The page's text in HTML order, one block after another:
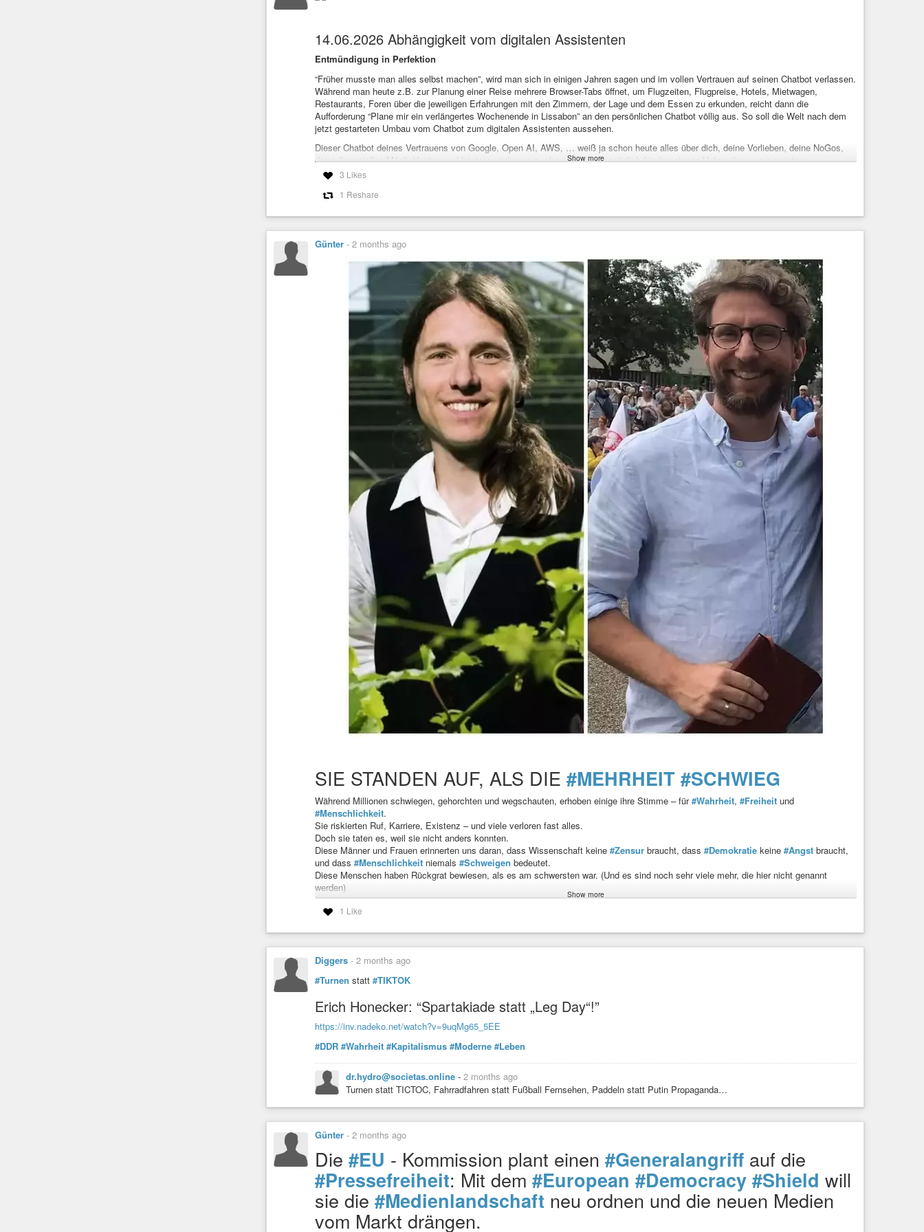
Aaron Swartz – Wikipedia
14.06.2026 Abhängigkeit vom digitalen Assistenten
Entmündigung in Perfektion
“Früher musste man alles selbst machen”, wird man sich in einigen Jahren sagen und im vollen Vertrauen auf seinen Chatbot verlassen.
Während man heute z.B. zur Planung einer Reise mehrere Browser-Tabs öffnet, um Flugzeiten, Flugpreise, Hotels, Mietwagen,
Restaurants, Foren über die jeweiligen Erfahrungen mit den Zimmern, der Lage und dem Essen zu erkunden, reicht dann die
Aufforderung “Plane mir ein verlängertes Wochenende in Lissabon” an den persönlichen Chatbot völlig aus. So soll die Welt nach dem
jetzt gestarteten Umbau vom Chatbot zum digitalen Assistenten aussehen.
Dieser Chatbot deines Vertrauens von Google, Open AI, AWS, … weiß ja schon heute alles über dich, deine Vorlieben, deine NoGos,
deine finanziellen Möglichkeiten und letztere wird er versuchen so gut wie möglich für das eigene Unternehmen auszunutzen …
Natürlich wird dieser Chatbot dir auch die Nachrichten servieren und darauf achten, dass du dich dabei nicht an unappetitlichen
und du ein (für ihn) wertvolles Mitglied der Gesellschaft bleibst.
Telepolis.de warnt: Wer immer mehr Aufgaben an eine Plattform überträgt, gibt ihr auch immer mehr Einblick in den eigenen Alltag. Für
Medien, Online-Shops und Vergleichsportale könnte das erhebliche Folgen haben. Wenn Nutzer ihre Fragen direkt an einen KI-Agenten
richten, verschiebt sich die Aufmerksamkeit weg von einzelnen Webseiten.
Wir sollten uns das Internet nicht (noch mehr) aus der Hand nehmen lassen. Einzelne Webseiten würden wir dann überhaupt nicht mehr
aufrufen können. Andere werden (noch mehr) bestimmen, was wir im Netz finden - wie bereits jetzt die Suchmaschinen die Auswahl
anzeigen was wir sehen sollten …
https://www.telepolis.de/article/Radikal-Umbau-bei-ChatGPT-Surfen-wir-bald-nie-wieder-selbst-im-Netz-11321662.html
Kategorie[21]: Unsere Themen in der Presse Short-Link dieser Seite: a-fsa.de/d/3Qe
Link zu dieser Seite:
https://www.a-fsa.de/de/articles/9563-20260614-abhaengigkeit-vom-digitalen-assistenten.html
Link im Tor-Netzwerk:
http://a6pdp5vmmw4zm5tifrc3qo2pyz7mvnk4zzimpesnckvzinubzmioddad.onion/de/articles/9563-20260614-
abhaengigkeit-vom-digitalen-assistenten.html
#AI #GAFAM #ChatGPT #OpenAI #Google #AWS #Desinformation #Suchmaschinen #Ausbeutung #Wahrheit
#Nachrichten #Lenkung #Manipulation
Onlinemagazin für Politik & Medien im digitalen Zeitalter | Telepolis
✓ kritisch, ✓ meinungsstark, ✓ informativ! Telepolis hinterfragt die digitale Gesellschaft und ihre Entwicklung in Politik, Wirtschaft
&amp; Medien.
Show more
3 Likes
1 Reshare
Günter - 2 months ago
SIE STANDEN AUF, ALS DIE #MEHRHEIT #SCHWIEG
Während Millionen schwiegen, gehorchten und wegschauten, erhoben einige ihre Stimme – für#Wahrheit, #Freiheit und
#Menschlichkeit.
Sie riskierten Ruf, Karriere, Existenz – und viele verloren fast alles.
Doch sie taten es, weil sie nicht anders konnten.
Diese Männer und Frauen erinnerten uns daran, dass Wissenschaft keine #Zensur braucht, dass #Demokratie keine #Angst braucht,
und dass #Menschlichkeit niemals #Schweigen bedeutet.
Diese Menschen haben Rückgrat bewiesen, als es am schwersten war. (Und es sind noch sehr viele mehr, die hier nicht genannt
werden)
Sie alle verdienen, niemals vergessen zu werden:
@wodarg
Prof. Dr. Sucharit#Bhakdi
@SHomburg
Dr. Robert#Malone–
@RWMaloneMD
Dr. Peter
@P_McCulloughMD
Prof. Dr. Arne#Burkhardt
Kary Mullis
Dr. Mike#Yeadon–
Prof. Dr. Stefan#Hockertz–
@DrHockertz
Dr. Geert Vanden
#Bossche–
@GVDBossche
Prof. Dr. Luc#Montagnier
RA Marcus#Haintz–
@Haintz_MediaLaw
Show more
1 Like
Diggers - 2 months ago
#Turnen statt #TIKTOK
Erich Honecker: “Spartakiade statt „Leg Day“!”
https://inv.nadeko.net/watch?v=9uqMg65_5EE
#DDR #Wahrheit #Kapitalismus #Moderne #Leben
dr.hydro@societas.online - 2 months ago
Turnen statt TICTOC, Fahrradfahren statt Fußball Fernsehen, Paddeln statt Putin Propaganda…
Günter - 2 months ago
Die #EU - Kommission plant einen #Generalangriff auf die
#Pressefreiheit: Mit dem #European #Democracy #Shield will
sie die #Medienlandschaft neu ordnen und die neuen Medien
vom Markt drängen.